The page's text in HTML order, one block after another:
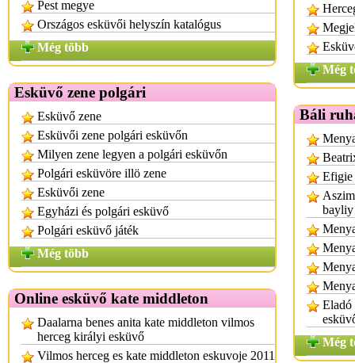
Pest megye
Országos esküvői helyszín katalógus
Még több
Esküvő zene polgári
Esküvő zene
Esküvői zene polgári esküvőn
Milyen zene legyen a polgári esküvőn
Polgári esküvöre illö zene
Esküvői zene
Egyházi és polgári esküvő
Polgári esküvő játék
Még több
Online esküvő kate middleton
Daalarna benes anita kate middleton vilmos
herceg királyi esküvő
Vilmos herceg es kate middleton eskuvoje 2011
Még
Báli
Efigie
bayliy
Eladó
Még